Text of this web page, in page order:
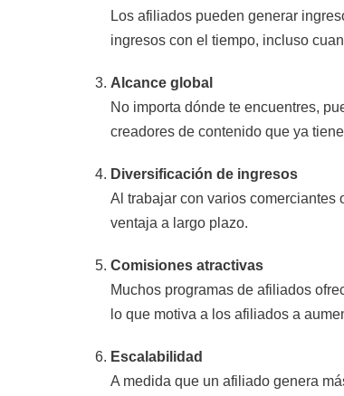
Los afiliados pueden generar
ingresos con el tiempo, incluso
Alcance global
No importa dónde te encuentres,
creadores de contenido que ya
Diversificación de ingresos
Al trabajar con varios comerciantes
ventaja a largo plazo.
Comisiones atractivas
Muchos programas de afiliados
lo que motiva a los afiliados a
Escalabilidad
A medida que un afiliado genera